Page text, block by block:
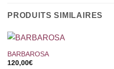
PRODUITS SIMILAIRES
BARBAROSA
120,00€